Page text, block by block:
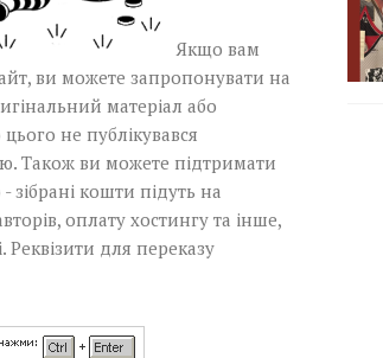
Якщо вам
ви можете запропонувати на
матеріал або
не публікувався
Також ви можете підтримати
зібрані кошти підуть на
оплату хостингу та інше,
Реквізити для переказу